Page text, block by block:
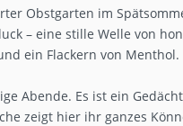
Obstgarten im
– eine stille Welle von
ein Flackern von Menthol.
Abende. Es ist ein
zeigt hier ihr ganzes